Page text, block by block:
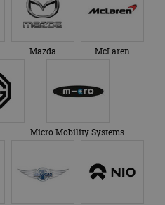
Mazda McLaren
Micro Mobility Systems
te behouden.